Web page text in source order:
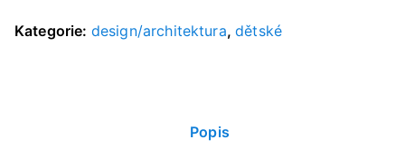
1945
Kategorie: design/architektura,dětské
Popis